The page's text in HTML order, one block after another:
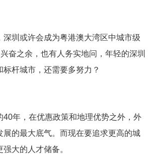
深圳或许会成为粤港澳大湾区中城市级
奋之余，也有人务实地问，年轻的深圳
杆城市，还需要多努力？
40年，在优惠政策和地理优势之外，外
展的最大底气。而现在要追求更高的城
大的人才储备。